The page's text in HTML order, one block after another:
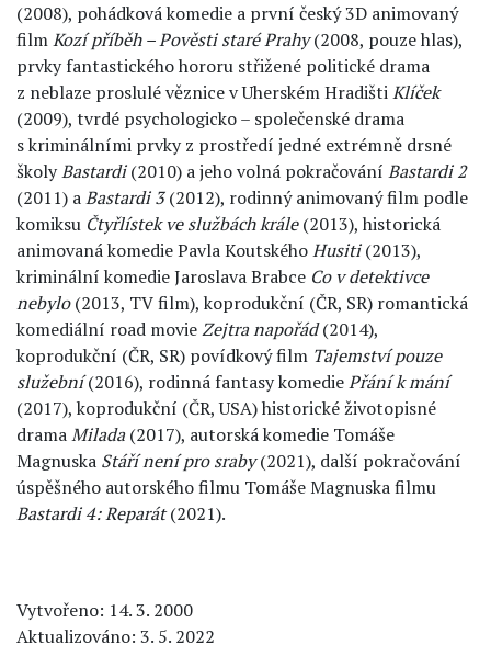
(2008), pohádková komedie a první český 3D animovaný
filmKozí příběh – Pověsti staré Prahy(2008, pouze hlas),
prvky fantastického hororu střižené politické drama
z neblaze proslulé věznice v Uherském HradištiKlíček
(2009), tvrdé psychologicko – společenské drama
s kriminálními prvky z prostředí jedné extrémně drsné
školyBastardi(2010) a jeho volná pokračování Bastardi 2
(2011) aBastardi 3(2012), rodinný animovaný film podle
komiksu Čtyřlístek ve službách krále(2013), historická
animovaná komedie Pavla KoutskéhoHusiti(2013),
kriminální komedie Jaroslava Brabce Co v detektivce
nebylo(2013, TV film), koprodukční (ČR, SR) romantická
komediální road movieZejtra napořád(2014),
koprodukční (ČR, SR) povídkový film Tajemství pouze
služební(2016), rodinná fantasy komediePřání k mání
(2017), koprodukční (ČR, USA) historické životopisné
dramaMilada(2017), autorská komedie Tomáše
Magnuska Stáří není pro sraby(2021), další pokračování
úspěšného autorského filmu Tomáše Magnuska filmu
Bastardi 4: Reparát(2021).
Vytvořeno: 14. 3. 2000
Aktualizováno: 3. 5. 2022